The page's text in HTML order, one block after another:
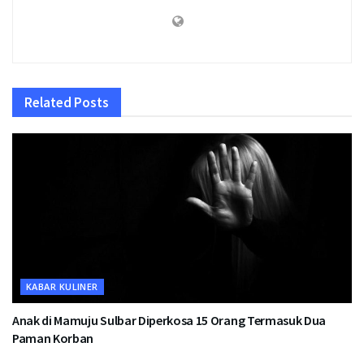
Related Posts
KABAR KULINER
Anak di Mamuju Sulbar Diperkosa 15 Orang Termasuk Dua
Paman Korban